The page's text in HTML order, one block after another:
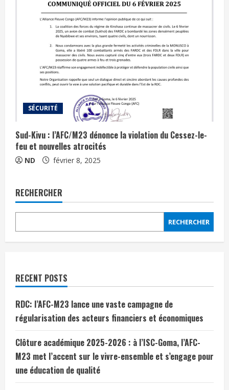
SÉCURITÉ
Sud-Kivu : l’AFC/M23 dénonce la violation du Cessez-le-
feu et nouvelles atrocités
ND février 8, 2025
RECHERCHER
RECHERCHER
RECENT POSTS
RDC: l’AFC-M23 lance une vaste campagne de
régularisation des acteurs financiers et économiques
Clôture académique 2025-2026 : à l’ISC-Goma, l’AFC-
M23 met l’accent sur le vivre-ensemble et s’engage pour
une éducation de qualité